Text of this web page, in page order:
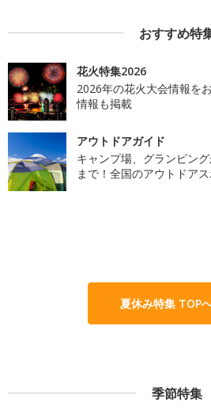
おすすめ特
花火特集2026
2026年の花火大会情報を
情報も掲載
アウトドアガイド
キャンプ場、グランピン
まで！全国のアウトドア
夏休み特集 TOP
季節特集